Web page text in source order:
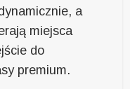
a
miejsca
do
premium.